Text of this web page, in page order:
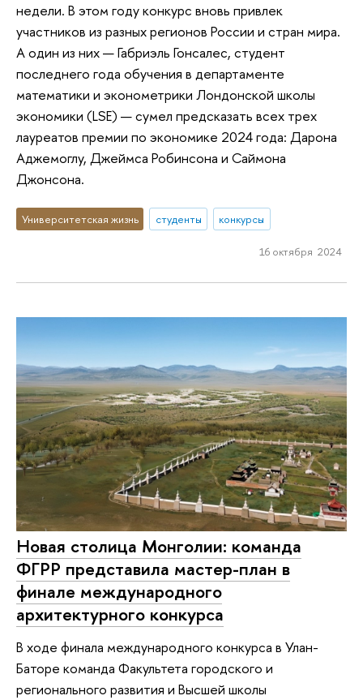
недели. В этом году конкурс вновь привлек
участников из разных регионов России и стран мира.
А один из них — Габриэль Гонсалес, студент
последнего года обучения в департаменте
математики и эконометрики Лондонской школы
экономики (LSE) — сумел предсказать всех трех
лауреатов премии по экономике 2024 года: Дарона
Аджемоглу, Джеймса Робинсона и Саймона
Джонсона.
Университетская жизнь студенты конкурсы
16 октября 2024
Новая столица Монголии: команда
ФГРР представила мастер-план в
финале международного
архитектурного конкурса
В ходе финала международного конкурса в Улан-
Баторе команда Факультета городского и
регионального развития и Высшей школы